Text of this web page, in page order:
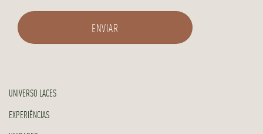
UNIVERSO LACES
EXPERIÊNCIAS